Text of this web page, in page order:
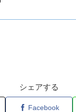
シェアする
Facebook